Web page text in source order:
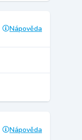
Nápověda
Nápověda